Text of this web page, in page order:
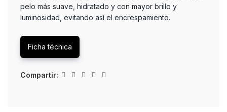
pelo más suave, hidratado y con mayor brillo y
luminosidad, evitando así el encrespamiento.
Ficha técnica
Compartir: